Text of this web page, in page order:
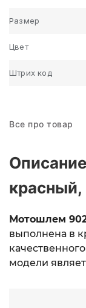
Размер
Цвет
Штрих код
Все про товар
красный,
Мотошлем
выполнена в
модели